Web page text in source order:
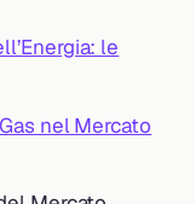
le
nel Mercato